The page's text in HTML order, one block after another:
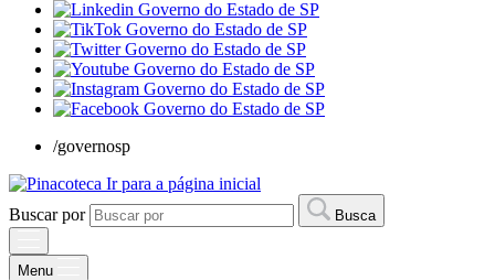
/governosp
Ir para a página inicial
Buscar por
Busca
Menu